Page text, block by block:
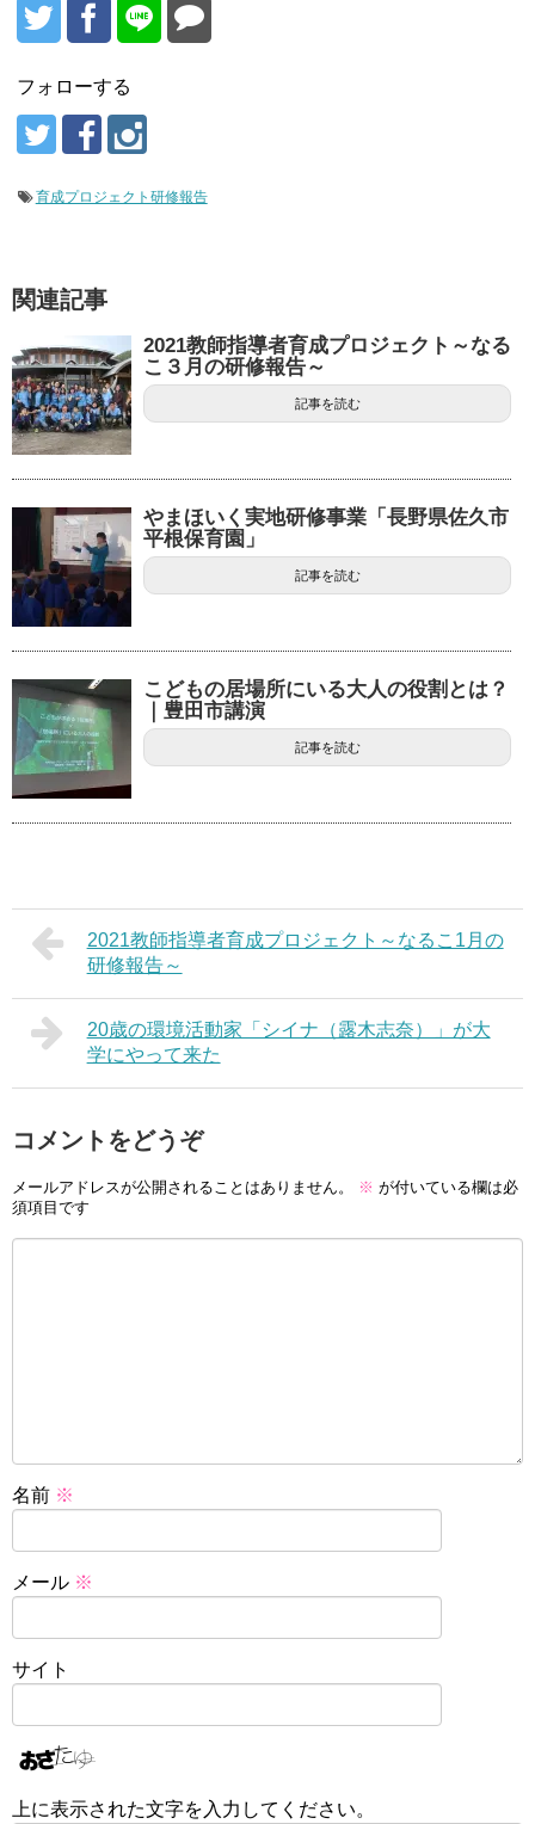
フォローする
育成プロジェクト研修報告
関連記事
2021教師指導者育成プロジェクト～なる
こ３月の研修報告～
記事を読む
やまほいく実地研修事業「長野県佐久市
平根保育園」
記事を読む
こどもの居場所にいる大人の役割とは？
｜豊田市講演
記事を読む
2021教師指導者育成プロジェクト～なるこ1月の
研修報告～
20歳の環境活動家「シイナ（露木志奈）」が大
学にやって来た
コメントをどうぞ
メールアドレスが公開されることはありません。 ※ が付いている欄は必
須項目です
名前 ※
メール ※
サイト
上に表示された文字を入力してください。